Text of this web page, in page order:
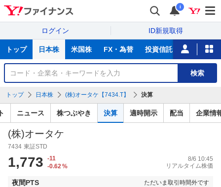
i
ログイン ID新規取得
サ
トップ 日本株 米国株 FX・為替 投資信託 ニュース
銘
検
検索
トップ 日本株 (株)オータケ【7434.T】 決算
ニュース 株つぶやき 決算 適時開示 配当 企業情
(株)オータケ
7434 東証STD
1,773
-11
-0.62 %
8/6 10:45
リアルタイム株価
夜間PTS ただいま取引時間外です